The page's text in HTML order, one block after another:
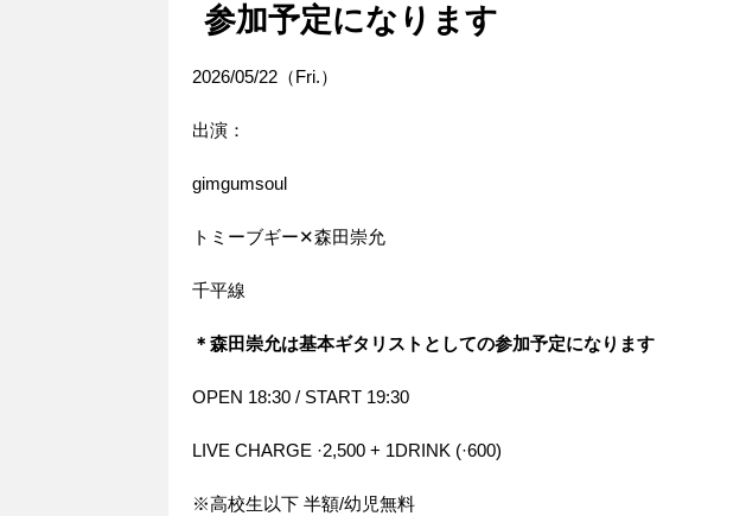
参加予定になります
2026/05/22（Fri.）
出演：
gimgumsoul
トミーブギー✕森田崇允
千平線
＊森田崇允は基本ギタリストとしての参加予定になります
OPEN 18:30 / START 19:30
LIVE CHARGE ·2,500 + 1DRINK (·600)
※高校生以下 半額/幼児無料